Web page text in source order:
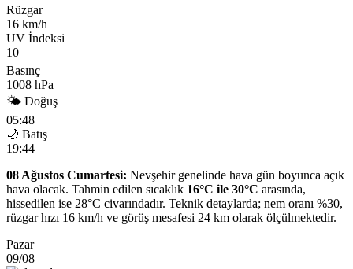
Rüzgar
16 km/h
UV İndeksi
10
Basınç
1008 hPa
🌤 Doğuş
05:48
🌙 Batış
19:44
08 Ağustos Cumartesi: Nevşehir genelinde hava gün boyunca açık
hava olacak. Tahmin edilen sıcaklık 16°C ile 30°C arasında,
hissedilen ise 28°C civarındadır. Teknik detaylarda; nem oranı %30,
rüzgar hızı 16 km/h ve görüş mesafesi 24 km olarak ölçülmektedir.
Pazar
09/08